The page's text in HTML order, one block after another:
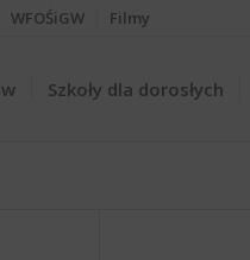
WFOŚiGW Filmy
Szkoły dla dorosłych